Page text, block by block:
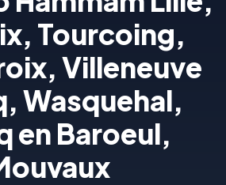
Tourcoing,
Villeneuve
Wasquehal,
en Baroeul,